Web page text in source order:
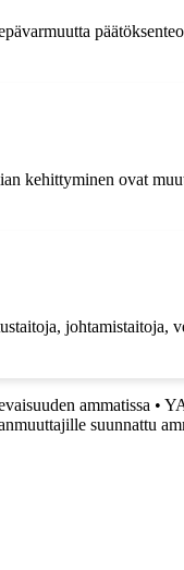
kehittyminen ovat
johtamistaitoja,
ammatissa •
suunnattu